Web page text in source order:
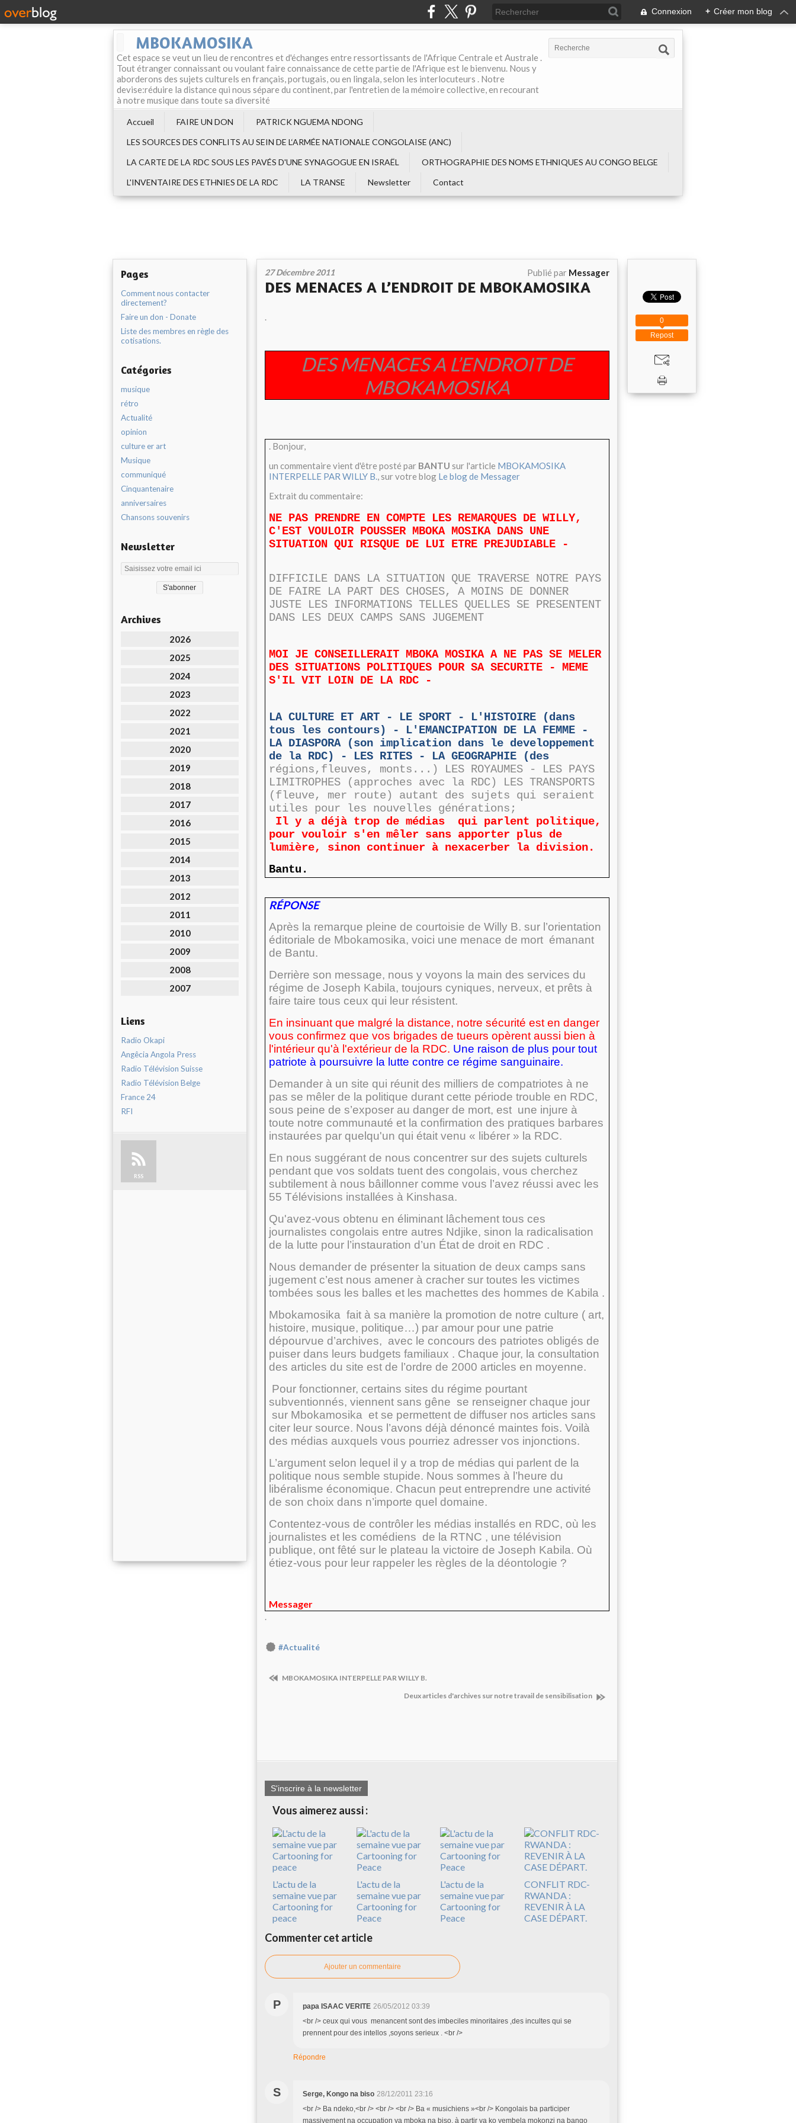
Connexion + Créer mon blog
MBOKAMOSIKA
Cet espace se veut un lieu de rencontres et d'échanges entre ressortissants de l'Afrique Centrale et Australe .
Tout étranger connaissant ou voulant faire connaissance de cette partie de l'Afrique est le bienvenu. Nous y
aborderons des sujets culturels en français, portugais, ou en lingala, selon les interlocuteurs . Notre
devise:réduire la distance qui nous sépare du continent, par l'entretien de la mémoire collective, en recourant
à notre musique dans toute sa diversité
Accueil FAIRE UN DON
PATRICK NGUEMA NDONG
LES SOURCES DES CONFLITS AU SEIN DE L‘ARMÉE NATIONALE CONGOLAISE (ANC)
LA CARTE DE LA RDC SOUS LES PAVÉS D'UNE SYNAGOGUE EN ISRAËL
ORTHOGRAPHIE DES NOMS ETHNIQUES AU CONGO BELGE
L'INVENTAIRE DES ETHNIES DE LA RDC
LA TRANSE Newsletter Contact
Pages
Comment nous contacter
directement?
Faire un don - Donate
Liste des membres en règle des
cotisations.
Catégories
musique
rétro
Actualité
opinion
culture er art
Musique
communiqué
Cinquantenaire
anniversaires
Chansons souvenirs
Newsletter
Archives
2026
2025
2024
2023
2022
2021
2020
2019
2018
2017
2016
2015
2014
2013
2012
2011
2010
2009
2008
2007
Liens
Radio Okapi
Angêcia Angola Press
Radio Télévision Suisse
Radio Télévision Belge
France 24
RFI
RSS
27 Décembre 2011 Publié par Messager
DES MENACES A L’ENDROIT DE MBOKAMOSIKA
.
DES MENACES A L’ENDROIT DE
MBOKAMOSIKA
. Bonjour,
un commentaire vient d'être posté par BANTU sur l'article MBOKAMOSIKA
INTERPELLE PAR WILLY B., sur votre blog Le blog de Messager
Extrait du commentaire:
NE PAS PRENDRE EN COMPTE LES REMARQUES DE WILLY,
C'EST VOULOIR POUSSER MBOKA MOSIKA DANS UNE
SITUATION QUI RISQUE DE LUI ETRE PREJUDIABLE -
DIFFICILE DANS LA SITUATION QUE TRAVERSE NOTRE PAYS
DE FAIRE LA PART DES CHOSES, A MOINS DE DONNER
JUSTE LES INFORMATIONS TELLES QUELLES SE PRESENTENT
DANS LES DEUX CAMPS SANS JUGEMENT
MOI JE CONSEILLERAIT MBOKA MOSIKA A NE PAS SE MELER
DES SITUATIONS POLITIQUES POUR SA SECURITE - MEME
S'IL VIT LOIN DE LA RDC -
LA CULTURE ET ART - LE SPORT - L'HISTOIRE (dans
tous les contours) - L'EMANCIPATION DE LA FEMME -
LA DIASPORA (son implication dans le developpement
de la RDC) - LES RITES - LA GEOGRAPHIE (des
régions,fleuves, monts...) LES ROYAUMES - LES PAYS
LIMITROPHES (approches avec la RDC) LES TRANSPORTS
(fleuve, mer route) autant des sujets qui seraient
utiles pour les nouvelles générations;
Il y a déjà trop de médias qui parlent politique,
pour vouloir s'en mêler sans apporter plus de
lumière, sinon continuer à nexacerber la division.
Bantu.
RÉPONSE
Après la remarque pleine de courtoisie de Willy B. sur l’orientation
éditoriale de Mbokamosika, voici une menace de mort émanant
de Bantu.
Derrière son message, nous y voyons la main des services du
régime de Joseph Kabila, toujours cyniques, nerveux, et prêts à
faire taire tous ceux qui leur résistent.
En insinuant que malgré la distance, notre sécurité est en danger
vous confirmez que vos brigades de tueurs opèrent aussi bien à
l'intérieur qu'à l'extérieur de la RDC. Une raison de plus pour tout
patriote à poursuivre la lutte contre ce régime sanguinaire.
Demander à un site qui réunit des milliers de compatriotes à ne
pas se mêler de la politique durant cette période trouble en RDC,
sous peine de s’exposer au danger de mort, est une injure à
toute notre communauté et la confirmation des pratiques barbares
instaurées par quelqu'un qui était venu « libérer » la RDC.
En nous suggérant de nous concentrer sur des sujets culturels
pendant que vos soldats tuent des congolais, vous cherchez
subtilement à nous bâillonner comme vous l’avez réussi avec les
55 Télévisions installées à Kinshasa.
Qu'avez-vous obtenu en éliminant lâchement tous ces
journalistes congolais entre autres Ndjike, sinon la radicalisation
de la lutte pour l’instauration d’un État de droit en RDC .
Nous demander de présenter la situation de deux camps sans
jugement c’est nous amener à cracher sur toutes les victimes
tombées sous les balles et les machettes des hommes de Kabila .
Mbokamosika fait à sa manière la promotion de notre culture ( art,
histoire, musique, politique…) par amour pour une patrie
dépourvue d’archives, avec le concours des patriotes obligés de
puiser dans leurs budgets familiaux . Chaque jour, la consultation
des articles du site est de l’ordre de 2000 articles en moyenne.
Pour fonctionner, certains sites du régime pourtant
subventionnés, viennent sans gêne se renseigner chaque jour
sur Mbokamosika et se permettent de diffuser nos articles sans
citer leur source. Nous l’avons déjà dénoncé maintes fois. Voilà
des médias auxquels vous pourriez adresser vos injonctions.
L’argument selon lequel il y a trop de médias qui parlent de la
politique nous semble stupide. Nous sommes à l’heure du
libéralisme économique. Chacun peut entreprendre une activité
de son choix dans n’importe quel domaine.
Contentez-vous de contrôler les médias installés en RDC, où les
journalistes et les comédiens de la RTNC , une télévision
publique, ont fêté sur le plateau la victoire de Joseph Kabila. Où
étiez-vous pour leur rappeler les règles de la déontologie ?
Messager
.
#Actualité
MBOKAMOSIKA INTERPELLE PAR WILLY B.
Deux articles d'archives sur notre travail de sensibilisation
S'inscrire à la newsletter
Vous aimerez aussi :
L'actu de la
semaine vue par
Cartooning for
peace
L'actu de la
semaine vue par
Cartooning for
Peace
L'actu de la
semaine vue par
Cartooning for
Peace
CONFLIT RDC-
RWANDA :
REVENIR À LA
CASE DÉPART.
Commenter cet article
Ajouter un commentaire
P papa ISAAC VERITE 26/05/2012 03:39
<br /> ceux qui vous menancent sont des imbeciles minoritaires ,des incultes qui se
prennent pour des intellos ,soyons serieux . <br />
Répondre
S Serge, Kongo na biso 28/12/2011 23:16
<br /> Ba ndeko,<br /> <br /> <br /> Ba « musichiens »<br /> Kongolais ba participer
massivement na occupation ya mboka na biso, à partir ya ko yembela mokonzi na bango
Repost
0